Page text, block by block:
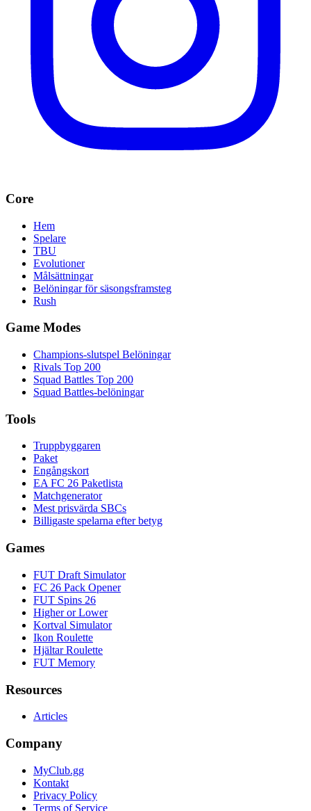
Core
Hem
Spelare
TBU
Evolutioner
Målsättningar
Belöningar för säsongsframsteg
Rush
Game Modes
Champions-slutspel Belöningar
Rivals Top 200
Squad Battles Top 200
Squad Battles-belöningar
Tools
Truppbyggaren
Paket
Engångskort
EA FC 26 Paketlista
Matchgenerator
Mest prisvärda SBCs
Billigaste spelarna efter betyg
Games
FUT Draft Simulator
FC 26 Pack Opener
FUT Spins 26
Higher or Lower
Kortval Simulator
Ikon Roulette
Hjältar Roulette
FUT Memory
Resources
Articles
Company
MyClub.gg
Kontakt
Privacy Policy
Terms of Service